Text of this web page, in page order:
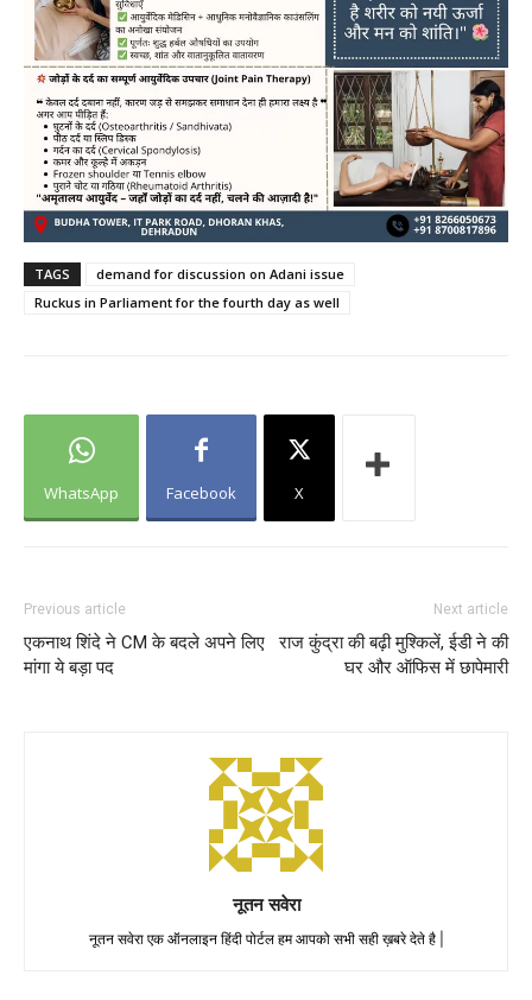
TAGS
demand for discussion on Adani issue
Ruckus in Parliament for the fourth day as well
WhatsApp Facebook X
Previous article
एकनाथ शिंदे ने CM के बदले अपने लिए
मांगा ये बड़ा पद
Next article
राज कुंद्रा की बढ़ी मुश्किलें, ईडी ने की
घर और ऑफिस में छापेमारी
नूतन सवेरा
नूतन सवेरा एक ऑनलाइन हिंदी पोर्टल हम आपको सभी सही ख़बरे देते है |